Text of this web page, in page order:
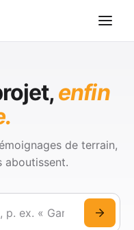
enfin
de terrain,
aboutissent.